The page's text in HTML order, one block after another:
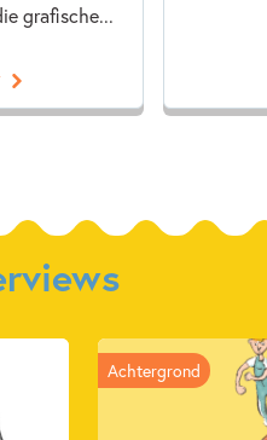
grafische...
Achtergrond